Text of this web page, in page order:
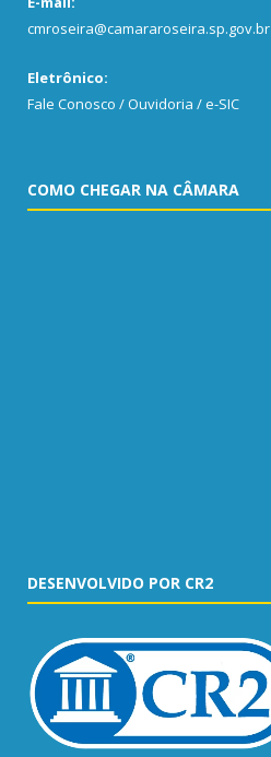
cmroseira@camararoseira.sp.gov.br
Eletrônico:
Fale Conosco / Ouvidoria / e-SIC
COMO CHEGAR NA CÂMARA
DESENVOLVIDO POR CR2